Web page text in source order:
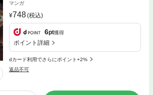
マンガ
748(税込)
6pt獲得
ポイント詳細
dカード利用でさらにポイント+2%
返品不可